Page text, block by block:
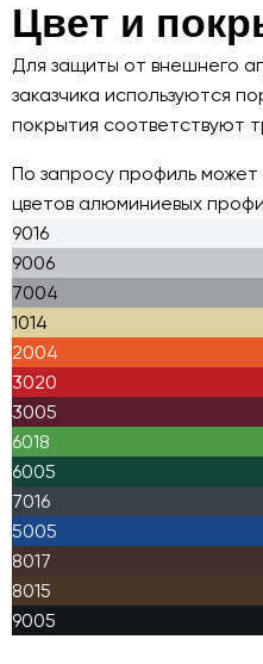
Цвет и
Для защиты от внешнего
заказчика используются
покрытия соответствуют
По запросу профиль
цветов алюминиевых
9016
9006
7004
1014
2004
3020
3005
6018
6005
7016
5005
8017
8015
9005